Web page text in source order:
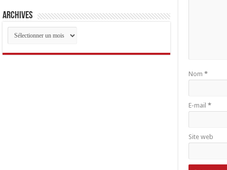
Nom *
E-mail *
Site web
Archives
Archives